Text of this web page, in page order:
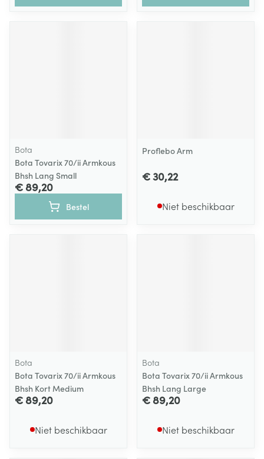
Bota
Bota Tovarix 70/ii Armkous
Bhsh Lang Small
€ 89,20
Bestel
Proflebo Arm
€ 30,22
Niet beschikbaar
Bota
Bota Tovarix 70/ii Armkous
Bhsh Kort Medium
€ 89,20
Niet beschikbaar
Bota
Bota Tovarix 70/ii Armkous
Bhsh Lang Large
€ 89,20
Niet beschikbaar